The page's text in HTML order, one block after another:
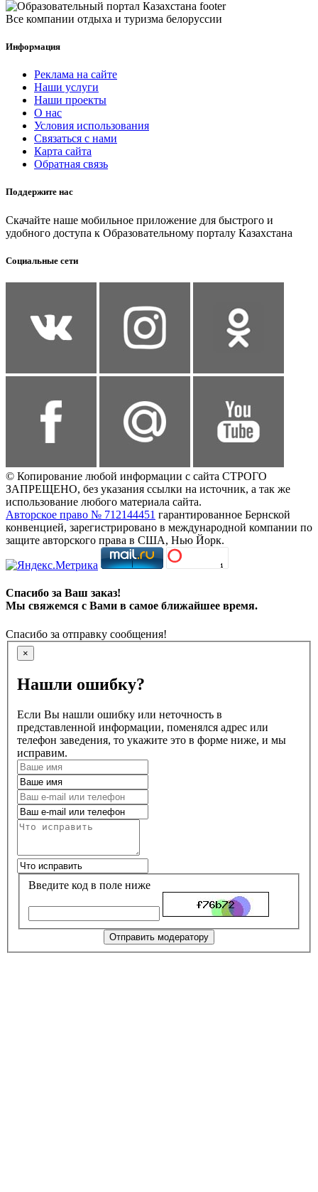
Все компании отдыха и туризма белоруссии
Информация
Реклама на сайте
Наши услуги
Наши проекты
О нас
Условия использования
Связаться с нами
Карта сайта
Обратная связь
Поддержите нас
Скачайте наше мобильное приложение для быстрого и
удобного доступа к Образовательному порталу Казахстана
Социальные сети
© Копирование любой информации с сайта СТРОГО
ЗАПРЕЩЕНО, без указания ссылки на источник, а так же
использование любого материала сайта.
Авторское право № 712144451 гарантированное Бернской
конвенцией, зарегистрировано в международной компании по
защите авторского права в США, Нью Йорк.
Спасибо за Ваш заказ!
Мы свяжемся с Вами в самое ближайшее время.
Спасибо за отправку сообщения!
×
Нашли ошибку?
Если Вы нашли ошибку или неточность в
представленной информации, поменялся адрес или
телефон заведения, то укажите это в форме ниже, и мы
исправим.
Введите код в поле ниже
Отправить модератору